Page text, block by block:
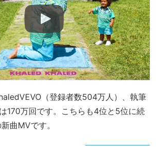
（登録者数504万人）、執筆
170万回です。こちらも4位と5位に続
曲MVです。